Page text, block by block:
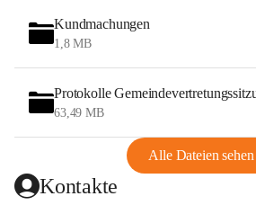
Kundmachungen
1,8 MB
Protokolle
63,49 MB
Alle Dateien sehen
Kontakte